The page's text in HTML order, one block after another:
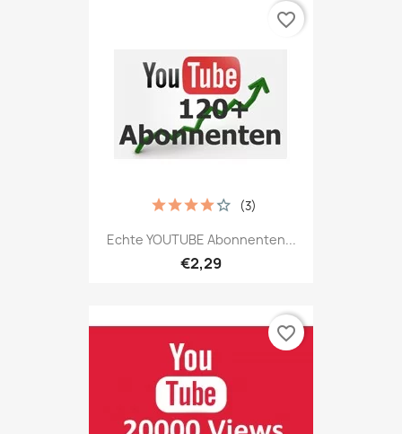
Echte YOUTUBE Abonnenten...
€2,29
(3)
favorite_border
favorite_border